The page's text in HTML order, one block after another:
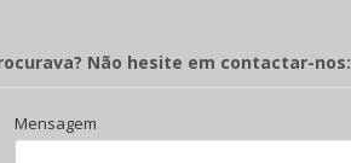
Não hesite em contactar-nos:
Mensagem